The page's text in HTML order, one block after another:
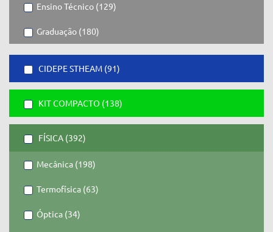
Ensino Técnico (129)
Graduação (180)
CIDEPE STHEAM (91)
KIT COMPACTO (138)
FÍSICA (392)
Mecânica (198)
Termofísica (63)
Óptica (34)